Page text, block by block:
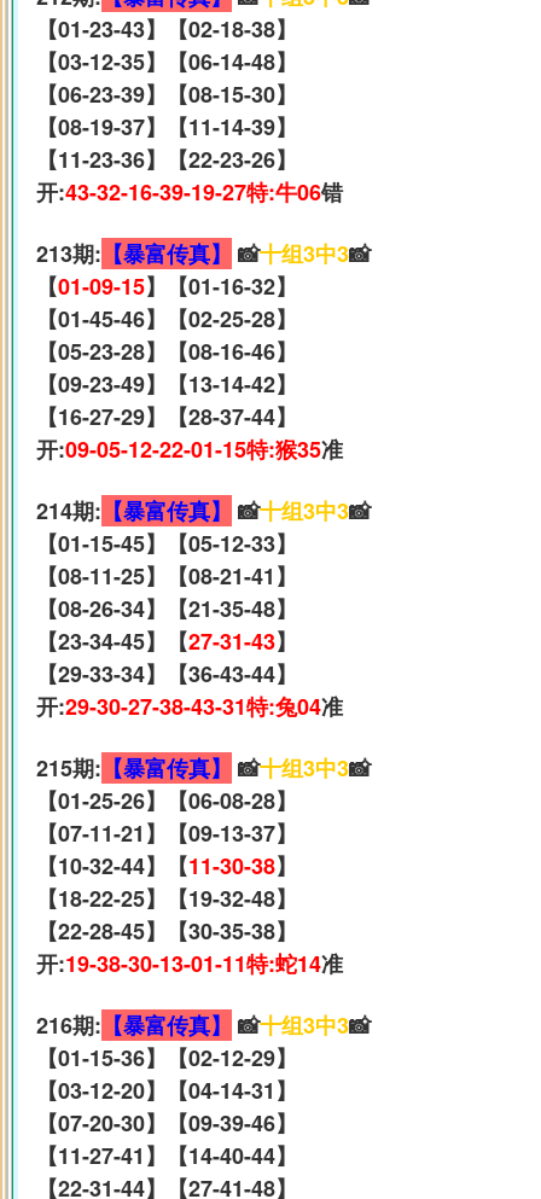
【01-23-43】【02-18-38】
【03-12-35】【06-14-48】
【06-23-39】【08-15-30】
【08-19-37】【11-14-39】
【11-23-36】【22-23-26】
开:43-32-16-39-19-27特:牛06错
213期: 【暴富传真】 📸十组3中3📸
【01-09-15】【01-16-32】
【01-45-46】【02-25-28】
【05-23-28】【08-16-46】
【09-23-49】【13-14-42】
【16-27-29】【28-37-44】
开:09-05-12-22-01-15特:猴35准
214期: 【暴富传真】 📸十组3中3📸
【01-15-45】【05-12-33】
【08-11-25】【08-21-41】
【08-26-34】【21-35-48】
【23-34-45】【27-31-43】
【29-33-34】【36-43-44】
开:29-30-27-38-43-31特:兔04准
215期: 【暴富传真】 📸十组3中3📸
【01-25-26】【06-08-28】
【07-11-21】【09-13-37】
【10-32-44】【11-30-38】
【18-22-25】【19-32-48】
【22-28-45】【30-35-38】
开:19-38-30-13-01-11特:蛇14准
216期: 【暴富传真】 📸十组3中3📸
【01-15-36】【02-12-29】
【03-12-20】【04-14-31】
【07-20-30】【09-39-46】
【11-27-41】【14-40-44】
【22-31-44】【27-41-48】